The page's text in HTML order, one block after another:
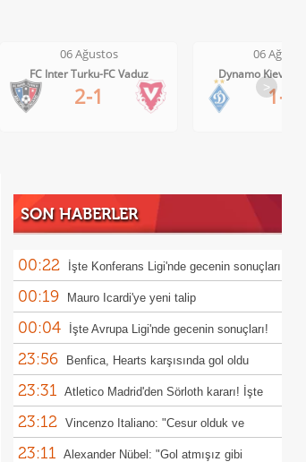
Vaduz Dynamo Kiev-Qarabag FK
1-0 >
SON HABERLER
00:22 İşte Konferans Ligi'nde gecenin sonuçları
00:19 Mauro Icardi'ye yeni talip
00:04 İşte Avrupa Ligi'nde gecenin sonuçları!
23:56 Benfica, Hearts karşısında gol oldu
yağdı!
23:31 Atletico Madrid'den Sörloth kararı! İşte
istenen rakam
23:12 Vincenzo Italiano: "Cesur olduk ve
kazandık"
23:11 Alexander Nübel: "Gol atmışız gibi